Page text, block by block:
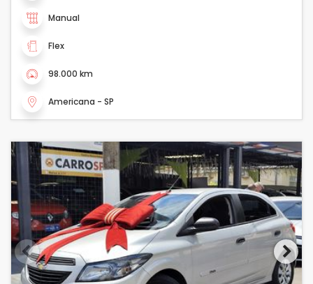
Manual
Flex
98.000 km
Americana - SP